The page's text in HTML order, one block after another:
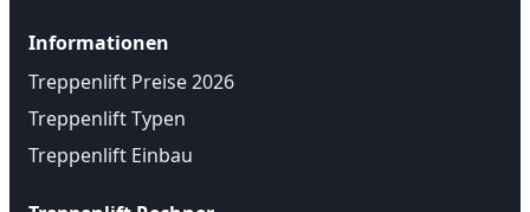
Informationen
Treppenlift Preise 2026
Treppenlift Typen
Treppenlift Einbau